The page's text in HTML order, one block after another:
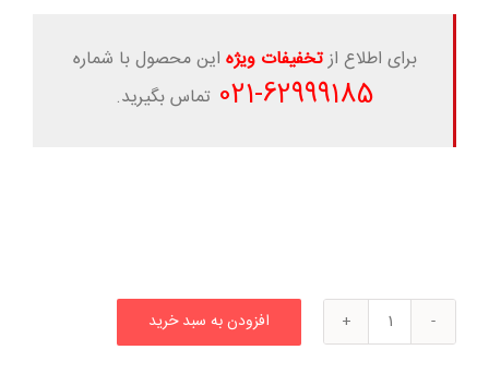
برای اطلاع ازتخفیفات ویژه این محصول با شماره
62999185
-021 تماس بگیرید.
دوربین
افزودن به سبد خرید